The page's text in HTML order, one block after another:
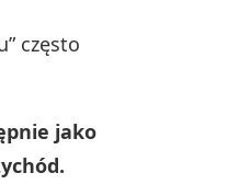
często
jako